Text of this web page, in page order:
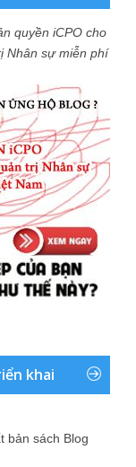
quyền iCPO cho
Nhân sự miễn phí
khai
bản sách Blog